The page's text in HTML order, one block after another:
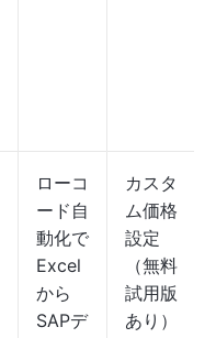
ローコ
ード自
動化で
Excel
から
SAPデ
カスタ
ム価格
設定
（無料
試用版
あり）